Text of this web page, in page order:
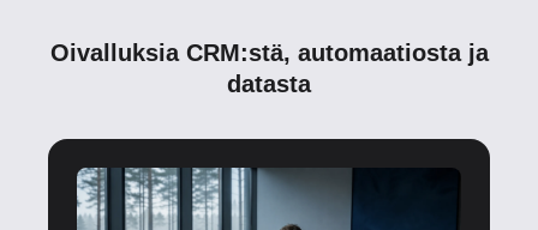
Oivalluksia CRM:stä, automaatiosta ja
datasta